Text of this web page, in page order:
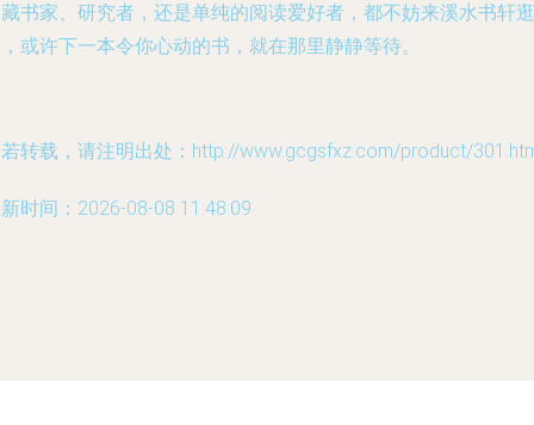
书家、研究者，还是单纯的阅读爱好者，都不妨来溪水书轩逛
或许下一本令你心动的书，就在那里静静等待。
转载，请注明出处：http://www.gcgsfxz.com/product/
时间：2026-08-08 11:48:09